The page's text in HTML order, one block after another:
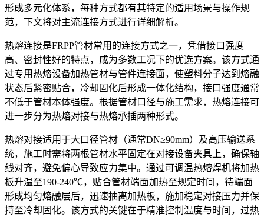
形成多元化体系，每种方式都有其特定的适用场景与操作规
范，下文将对主流连接方式进行详细解析。
热熔连接是FRPP管材常用的连接方式之一，凭借接口强度
高、密封性好的特点，成为多数工况下的优选方案。该方式通
过专用热熔设备加热管材与管件连接面，使塑料分子达到熔融
状态后紧密贴合，冷却固化后形成一体化结构，接口强度通常
不低于管材本体强度。根据管材口径与施工需求，热熔连接可
进一步分为热熔对接与热熔承插两种形式。
热熔对接适用于大口径管材（通常DN≥90mm）及高压输送系
统，施工时需将两根管材水平固定在对接设备夹具上，确保轴
线对齐，避免偏心导致应力集中。通过可调温热熔焊机将加热
板升温至190-240℃，贴合管材端面加热至规定时间，待端面
形成均匀熔融层后，迅速抽离加热板，施加稳定对接压力并保
持至冷却固化。该方式的关键在于精准控制温度与时间，过热